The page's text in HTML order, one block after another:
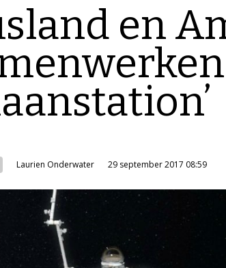
en
Laurien Onderwater 29 september 2017 08:59